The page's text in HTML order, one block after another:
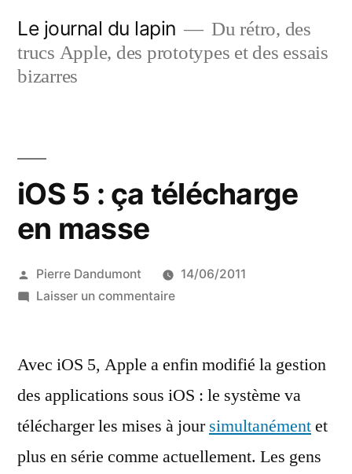
contenu
Le journal du lapin
Du rétro, des
trucs Apple, des prototypes et des essais
bizarres
iOS 5 : ça télécharge
en masse
Publié
par
Pierre Dandumont
14/06/2011
Laisser un commentairesur
:
télécharge
en
masse
Avec iOS 5, Apple a enfin modifié la gestion
des applications sous iOS : le système va
télécharger les mises à joursimultanémentet
plus en série comme actuellement. Les gens